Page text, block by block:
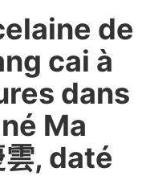
de
cai à
dans
Ma
, daté